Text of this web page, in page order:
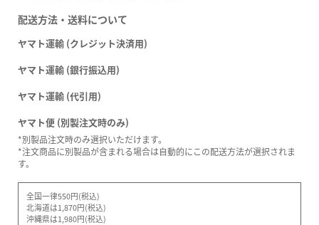
配送方法・送料について
ヤマト運輸 (クレジット決済用)
ヤマト運輸 (銀行振込用)
ヤマト運輸 (代引用)
ヤマト便 (別製注文時のみ)
*別製品注文時のみ選択いただけます。
*注文商品に別製品が含まれる場合は自動的にこの配送方法が選択されま
す。
全国一律550円(税込)
北海道は1,870円(税込)
沖縄県は1,980円(税込)